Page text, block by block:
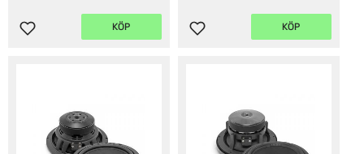
Lägg till i favoriter
KÖP
Lägg till i favoriter
KÖP